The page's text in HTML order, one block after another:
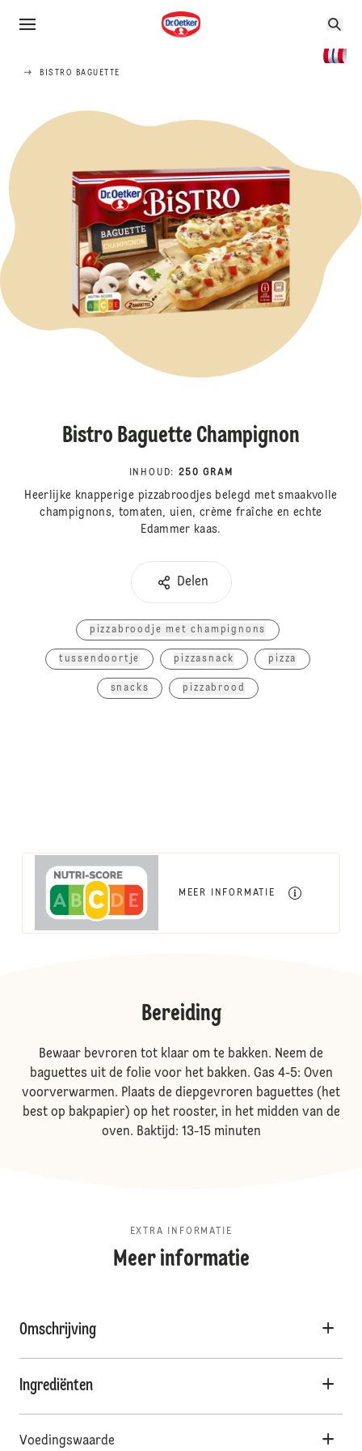
BISTRO BAGUETTE
Bistro Baguette Champignon
INHOUD: 250 GRAM
Heerlijke knapperige pizzabroodjes belegd met smaakvolle
champignons, tomaten, uien, crème fraîche en echte
Edammer kaas.
Delen
pizzabroodje met champignons
tussendoortje pizzasnack pizza
snacks pizzabrood
MEER INFORMATIE
Bereiding
Bewaar bevroren tot klaar om te bakken. Neem de
baguettes uit de folie voor het bakken. Gas 4-5: Oven
voorverwarmen. Plaats de diepgevroren baguettes (het
best op bakpapier) op het rooster, in het midden van de
oven. Baktijd: 13-15 minuten
EXTRA INFORMATIE
Meer informatie
Omschrijving
Ingrediënten
Voedingswaarde